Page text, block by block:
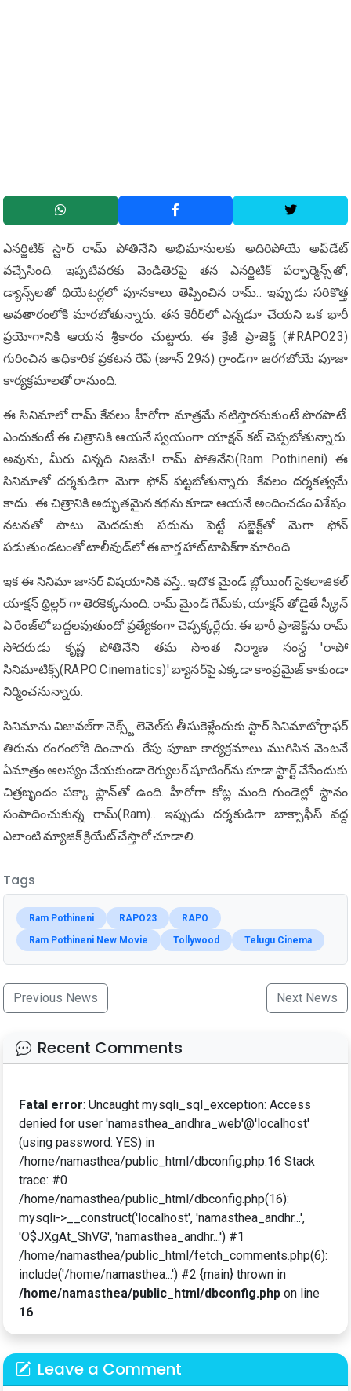
ఎనర్జిటిక్ స్టార్ రామ్ పోతినేని అభిమానులకు అదిరిపోయే అప్‌డేట్
వచ్చేసింది. ఇప్పటివరకు వెండితెరపై తన ఎనర్జిటిక్ పర్ఫార్మెన్స్‌తో,
డ్యాన్స్‌లతో థియేటర్లలో పూనకాలు తెప్పించిన రామ్.. ఇప్పుడు సరికొత్త
అవతారంలోకి మారబోతున్నారు. తన కెరీర్‌లో ఎన్నడూ చేయని ఒక భారీ
ప్రయోగానికి ఆయన శ్రీకారం చుట్టారు. ఈ క్రేజీ ప్రాజెక్ట్ (#RAPO23)
గురించిన అధికారిక ప్రకటన రేపే (జూన్ 29న) గ్రాండ్‌గా జరగబోయే పూజా
కార్యక్రమాలతో రానుంది.
ఈ సినిమాలో రామ్ కేవలం హీరోగా మాత్రమే నటిస్తారనుకుంటే పొరపాటే.
ఎందుకంటే ఈ చిత్రానికి ఆయనే స్వయంగా యాక్షన్ కట్ చెప్పబోతున్నారు.
అవును, మీరు విన్నది నిజమే! రామ్ పోతినేని(Ram Pothineni) ఈ
సినిమాతో దర్శకుడిగా మెగా ఫోన్ పట్టబోతున్నారు. కేవలం దర్శకత్వమే
కాదు.. ఈ చిత్రానికి అద్భుతమైన కథను కూడా ఆయనే అందించడం విశేషం.
నటనతో పాటు మెదడుకు పదును పెట్టే సబ్జెక్ట్‌తో మెగా ఫోన్
పడుతుండటంతో టాలీవుడ్‌లో ఈ వార్త హాట్ టాపిక్‌గా మారింది.
ఇక ఈ సినిమా జానర్ విషయానికి వస్తే.. ఇదొక మైండ్ బ్లోయింగ్ సైకలాజికల్
యాక్షన్ థ్రిల్లర్ గా తెరకెక్కనుంది. రామ్ మైండ్ గేమ్‌కు, యాక్షన్‌ తోడైతే స్క్రీన్
ఏ రేంజ్‌లో బద్దలవుతుందో ప్రత్యేకంగా చెప్పక్కర్లేదు. ఈ భారీ ప్రాజెక్ట్‌ను రామ్
సోదరుడు కృష్ణ పోతినేని తమ సొంత నిర్మాణ సంస్థ 'రాపో
సినిమాటిక్స్(RAPO Cinematics)' బ్యానర్‌పై ఎక్కడా కాంప్రమైజ్ కాకుండా
నిర్మించనున్నారు.
సినిమాను విజువల్‌గా నెక్స్ట్ లెవెల్‌కు తీసుకెళ్లేందుకు స్టార్ సినిమాటోగ్రాఫర్
తిరును రంగంలోకి దించారు. రేపు పూజా కార్యక్రమాలు ముగిసిన వెంటనే
ఏమాత్రం ఆలస్యం చేయకుండా రెగ్యులర్ షూటింగ్‌ను కూడా స్టార్ట్ చేసేందుకు
చిత్రబృందం పక్కా ప్లాన్‌తో ఉంది. హీరోగా కోట్ల మంది గుండెల్లో స్థానం
సంపాదించుకున్న రామ్(Ram).. ఇప్పుడు దర్శకుడిగా బాక్సాఫీస్ వద్ద
ఎలాంటి మ్యాజిక్ క్రియేట్ చేస్తారో చూడాలి.
Tags
Ram Pothineni RAPO23
RAPO
Ram Pothineni New Movie
Tollywood Telugu Cinema
Previous News Next News
Recent Comments
Fatal error: Uncaught mysqli_sql_exception: Access
denied for user 'namasthea_andhra_web'@'localhost'
(using password: YES) in
/home/namasthea/public_html/dbconfig.php:16 Stack
trace: #0
/home/namasthea/public_html/dbconfig.php(16):
mysqli->__construct('localhost', 'namasthea_andhr...',
'O$JXgAt_ShVG', 'namasthea_andhr...') #1
/home/namasthea/public_html/fetch_comments.php(6):
include('/home/namasthea...') #2 {main} thrown in
/home/namasthea/public_html/dbconfig.php on line
16
Leave a Comment